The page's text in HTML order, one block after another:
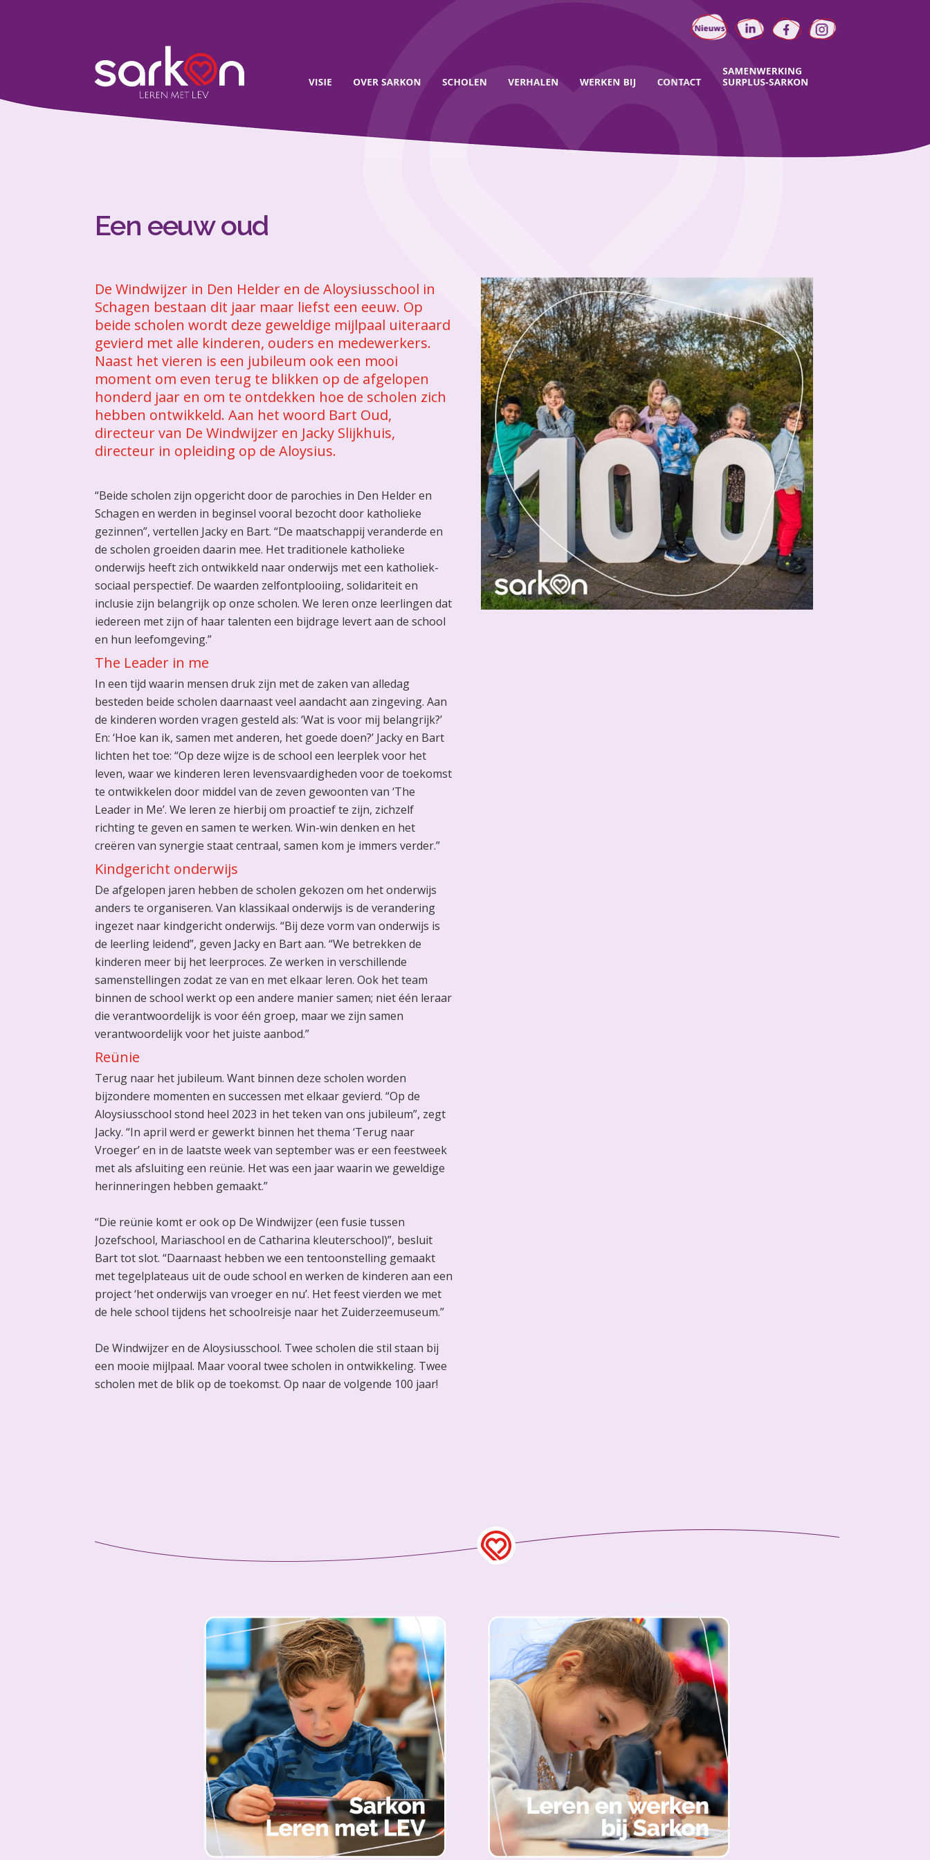
Een eeuw oud
De Windwijzer in Den Helder en de Aloysiusschool in
Schagen bestaan dit jaar maar liefst een eeuw. Op
beide scholen wordt deze geweldige mijlpaal uiteraard
gevierd met alle kinderen, ouders en medewerkers.
Naast het vieren is een jubileum ook een mooi
moment om even terug te blikken op de afgelopen
honderd jaar en om te ontdekken hoe de scholen zich
hebben ontwikkeld. Aan het woord Bart Oud,
directeur van De Windwijzer en Jacky Slijkhuis,
directeur in opleiding op de Aloysius.
“Beide scholen zijn opgericht door de parochies in Den Helder en
Schagen en werden in beginsel vooral bezocht door katholieke
gezinnen”, vertellen Jacky en Bart. “De maatschappij veranderde en
de scholen groeiden daarin mee. Het traditionele katholieke
onderwijs heeft zich ontwikkeld naar onderwijs met een katholiek-
sociaal perspectief. De waarden zelfontplooiing, solidariteit en
inclusie zijn belangrijk op onze scholen. We leren onze leerlingen dat
iedereen met zijn of haar talenten een bijdrage levert aan de school
en hun leefomgeving.”
The Leader in me
In een tijd waarin mensen druk zijn met de zaken van alledag
besteden beide scholen daarnaast veel aandacht aan zingeving. Aan
de kinderen worden vragen gesteld als: ‘Wat is voor mij belangrijk?’
En: ‘Hoe kan ik, samen met anderen, het goede doen?’ Jacky en Bart
lichten het toe: “Op deze wijze is de school een leerplek voor het
leven, waar we kinderen leren levensvaardigheden voor de toekomst
te ontwikkelen door middel van de zeven gewoonten van ‘The
Leader in Me’. We leren ze hierbij om proactief te zijn, zichzelf
richting te geven en samen te werken. Win-win denken en het
creëren van synergie staat centraal, samen kom je immers verder.”
Kindgericht onderwijs
De afgelopen jaren hebben de scholen gekozen om het onderwijs
anders te organiseren. Van klassikaal onderwijs is de verandering
ingezet naar kindgericht onderwijs. “Bij deze vorm van onderwijs is
de leerling leidend”, geven Jacky en Bart aan. “We betrekken de
kinderen meer bij het leerproces. Ze werken in verschillende
samenstellingen zodat ze van en met elkaar leren. Ook het team
binnen de school werkt op een andere manier samen; niet één leraar
die verantwoordelijk is voor één groep, maar we zijn samen
verantwoordelijk voor het juiste aanbod.”
Reünie
Terug naar het jubileum. Want binnen deze scholen worden
bijzondere momenten en successen met elkaar gevierd. “Op de
Aloysiusschool stond heel 2023 in het teken van ons jubileum”, zegt
Jacky. “In april werd er gewerkt binnen het thema ‘Terug naar
Vroeger’ en in de laatste week van september was er een feestweek
met als afsluiting een reünie. Het was een jaar waarin we geweldige
herinneringen hebben gemaakt.”
“Die reünie komt er ook op De Windwijzer (een fusie tussen
Jozefschool, Mariaschool en de Catharina kleuterschool)”, besluit
Bart tot slot. “Daarnaast hebben we een tentoonstelling gemaakt
met tegelplateaus uit de oude school en werken de kinderen aan een
project ‘het onderwijs van vroeger en nu’. Het feest vierden we met
de hele school tijdens het schoolreisje naar het Zuiderzeemuseum.”
De Windwijzer en de Aloysiusschool. Twee scholen die stil staan bij
een mooie mijlpaal. Maar vooral twee scholen in ontwikkeling. Twee
scholen met de blik op de toekomst. Op naar de volgende 100 jaar!
Bestuurlijke organisatie
Sarkonkoers
Sarkonscholen
Identiteit: Met hart voor elkaar!
Kindgerichtonderwijs
Het jonge kind
Medewerkers met LEV
Kom werken bij ons - Vacatures
Jouw stage bij Sarkon
Leraren in Opleiding
De startende medewerker
Zij-instromer
Leren bij ons